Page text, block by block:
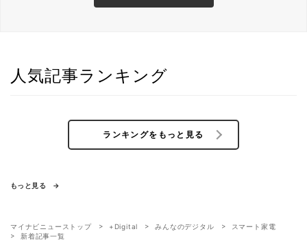
人気記事ランキング
ランキングをもっと見る
もっと見る
マイナビニューストップ +Digital みんなのデジタル
スマート家電
新着記事一覧